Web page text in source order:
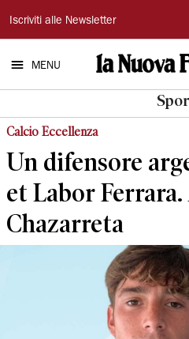
La
Nuova
Ferrara
Iscriviti alle Newsletter
MENU
Calcio Eccellenza
Un difensore
et Labor
Chazarreta